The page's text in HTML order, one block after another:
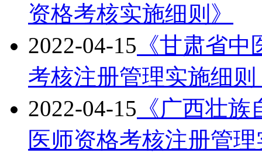
资格考核实施细则》
2022-04-15 《甘肃省
考核注册管理实施细
2022-04-15 《广西壮
医师资格考核注册管